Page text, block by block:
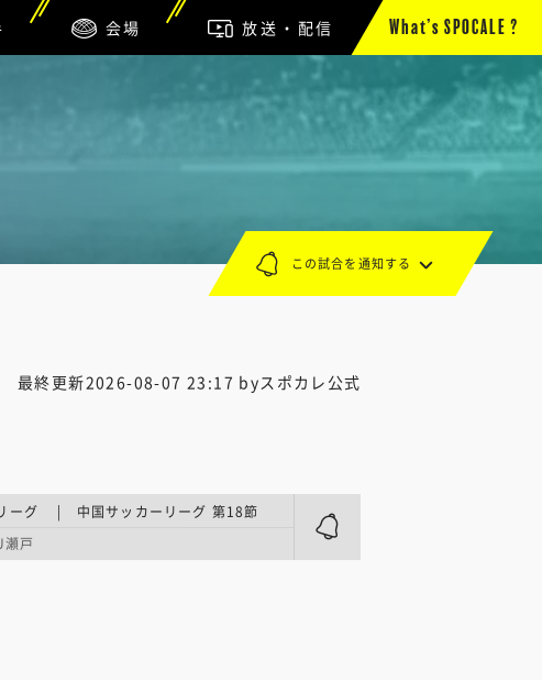
会場 放送・配信 What’s SPOCALE ?
最終更新2026-08-07 23:17 byスポカレ公式
ーグ | 中国サッカーリーグ 第18節
戸
この試合を通知する